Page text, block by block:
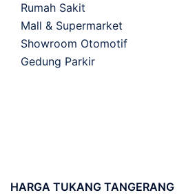
Rumah Sakit
Mall & Supermarket
Showroom Otomotif
Gedung Parkir
HARGA TUKANG TANGERANG